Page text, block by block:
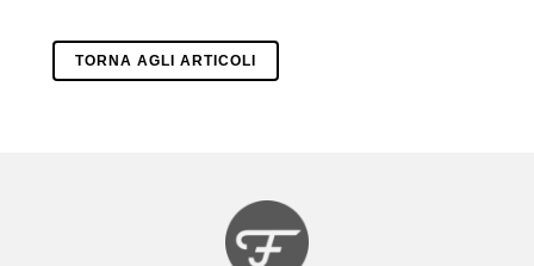
TORNA AGLI ARTICOLI